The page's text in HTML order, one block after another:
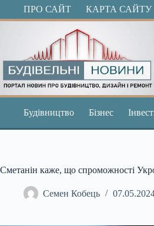
ПерейтиПРО САЙТ КАРТА САЙТУ
Будівництво Бізнес
Сметанін каже, що спроможності
Семен Кобець